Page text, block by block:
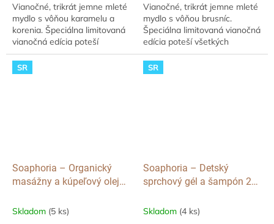
Vianočné, trikrát jemne mleté
mydlo s vôňou karamelu a
korenia. Špeciálna limitovaná
vianočná edícia poteší
všetkých milovníkov luxusných
mydiel s originálnym dizajnom.
Potešte...
Vianočné, trikrát jemne mleté
mydlo s vôňou brusníc.
Špeciálna limitovaná vianočná
edícia poteší všetkých
milovníkov luxusných mydiel s
originálnym dizajnom. Potešte
svojich...
SR
Soaphoria – Organický
masážny a kúpeľový olej
150 ml
Skladom (5 ks)
SR
Soaphoria – Detský
sprchový gél a šampón 2v1
Skladom (4 ks)